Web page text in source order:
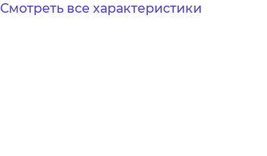
Смотреть все характеристики